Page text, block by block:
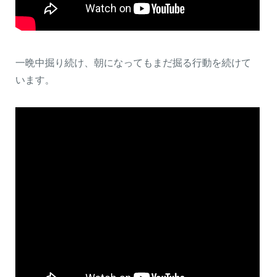
一晩中掘り続け、朝になってもまだ掘る行動を続けて
います。